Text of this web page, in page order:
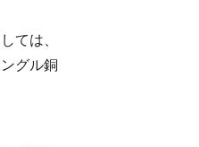
ては、
グル銅